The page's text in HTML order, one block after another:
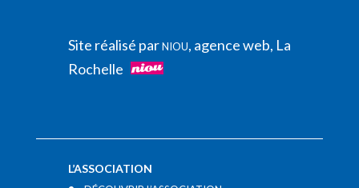
Site réalisé parNIOU, agence web, La
Rochelle
L’ASSOCIATION